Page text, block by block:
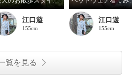
江口遊
155cm
江口遊
155cm
覧を見る